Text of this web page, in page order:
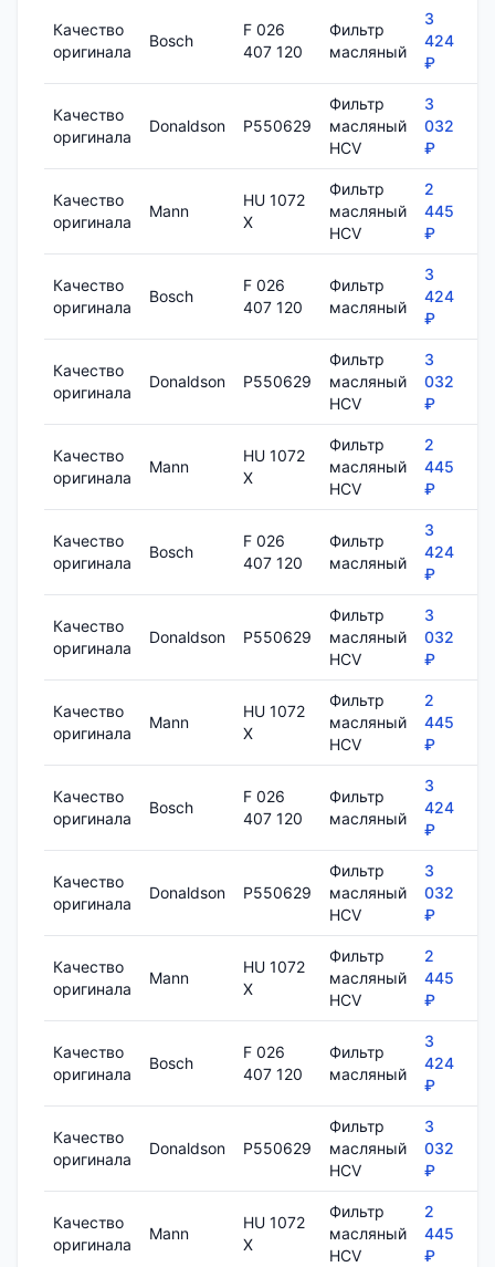
Качество
оригинала
Bosch
F 026
407 120
Фильтр
масляный
3
424
₽
Качество
оригинала
Donaldson P550629
Фильтр
масляный
HCV
3
032
₽
Качество
оригинала
Mann
HU 1072
X
Фильтр
масляный
HCV
2
445
₽
Качество
оригинала
Bosch
F 026
407 120
Фильтр
масляный
3
424
₽
Качество
оригинала
Donaldson P550629
Фильтр
масляный
HCV
3
032
₽
Качество
оригинала
Mann
HU 1072
X
Фильтр
масляный
HCV
2
445
₽
Качество
оригинала
Bosch
F 026
407 120
Фильтр
масляный
3
424
₽
Качество
оригинала
Donaldson P550629
Фильтр
масляный
HCV
3
032
₽
Качество
оригинала
Mann
HU 1072
X
Фильтр
масляный
HCV
2
445
₽
Качество
оригинала
Bosch
F 026
407 120
Фильтр
масляный
3
424
₽
Качество
оригинала
Donaldson P550629
Фильтр
масляный
HCV
3
032
₽
Качество
оригинала
Mann
HU 1072
X
Фильтр
масляный
HCV
2
445
₽
Качество
оригинала
Bosch
F 026
407 120
Фильтр
масляный
3
424
₽
Качество
оригинала
Donaldson P550629
Фильтр
масляный
HCV
3
032
₽
Качество
оригинала
Mann
HU 1072
X
Фильтр
масляный
HCV
2
445
₽